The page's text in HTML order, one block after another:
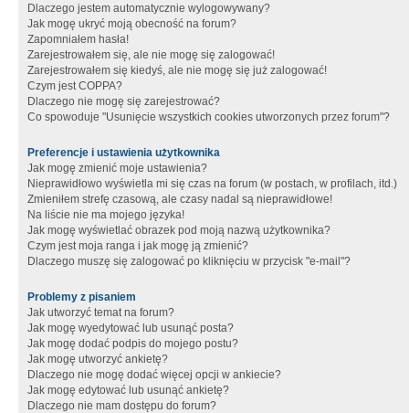
Dlaczego jestem automatycznie wylogowywany?
Jak mogę ukryć moją obecność na forum?
Zapomniałem hasła!
Zarejestrowałem się, ale nie mogę się zalogować!
Zarejestrowałem się kiedyś, ale nie mogę się już zalogować!
Czym jest COPPA?
Dlaczego nie mogę się zarejestrować?
Co spowoduje "Usunięcie wszystkich cookies utworzonych przez forum"?
Preferencje i ustawienia użytkownika
Jak mogę zmienić moje ustawienia?
Nieprawidłowo wyświetla mi się czas na forum (w postach, w profilach, itd.)
Zmieniłem strefę czasową, ale czasy nadal są nieprawidłowe!
Na liście nie ma mojego języka!
Jak mogę wyświetlać obrazek pod moją nazwą użytkownika?
Czym jest moja ranga i jak mogę ją zmienić?
Dlaczego muszę się zalogować po kliknięciu w przycisk "e-mail"?
Problemy z pisaniem
Jak utworzyć temat na forum?
Jak mogę wyedytować lub usunąć posta?
Jak mogę dodać podpis do mojego postu?
Jak mogę utworzyć ankietę?
Dlaczego nie mogę dodać więcej opcji w ankiecie?
Jak mogę edytować lub usunąć ankietę?
Dlaczego nie mam dostępu do forum?